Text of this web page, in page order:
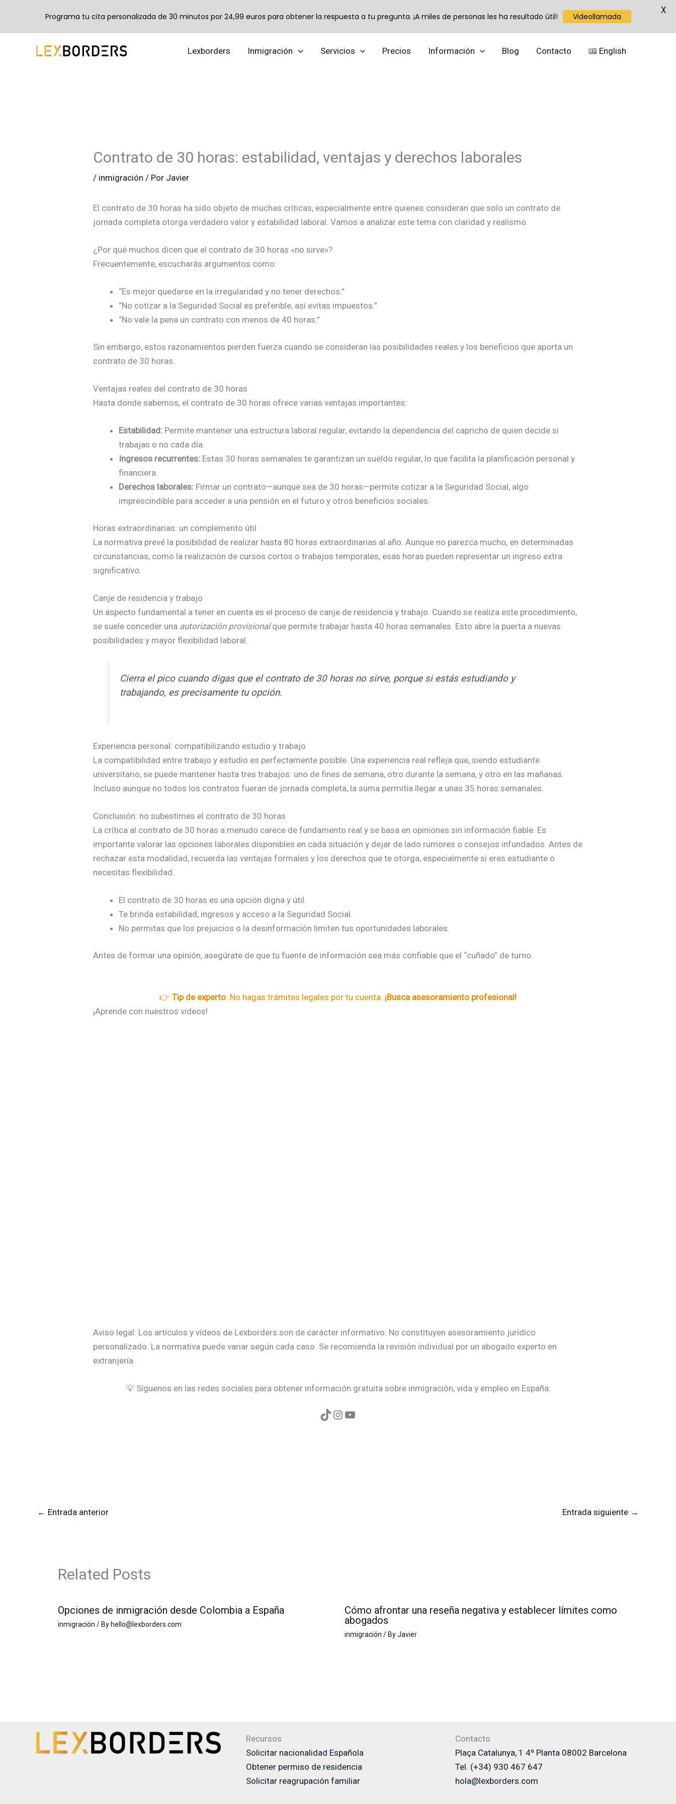
Lexborders Inmigración Servicios Precios Información Blog Contacto English
Contrato de 30 horas: estabilidad, ventajas y derechos laborales
/ inmigración / Por Javier
El contrato de 30 horas ha sido objeto de muchas críticas, especialmente entre quienes consideran que solo un contrato de
jornada completa otorga verdadero valor y estabilidad laboral. Vamos a analizar este tema con claridad y realismo.
¿Por qué muchos dicen que el contrato de 30 horas «no sirve»?
Frecuentemente, escucharás argumentos como:
“Es mejor quedarse en la irregularidad y no tener derechos.”
“No cotizar a la Seguridad Social es preferible, así evitas impuestos.”
“No vale la pena un contrato con menos de 40 horas.”
Sin embargo, estos razonamientos pierden fuerza cuando se consideran las posibilidades reales y los beneficios que aporta un
contrato de 30 horas.
Ventajas reales del contrato de 30 horas
Hasta donde sabemos, el contrato de 30 horas ofrece varias ventajas importantes:
Estabilidad: Permite mantener una estructura laboral regular, evitando la dependencia del capricho de quien decide si
trabajas o no cada día.
Ingresos recurrentes: Estas 30 horas semanales te garantizan un sueldo regular, lo que facilita la planificación personal y
financiera.
Derechos laborales: Firmar un contrato—aunque sea de 30 horas—permite cotizar a la Seguridad Social, algo
imprescindible para acceder a una pensión en el futuro y otros beneficios sociales.
Horas extraordinarias: un complemento útil
La normativa prevé la posibilidad de realizar hasta 80 horas extraordinarias al año. Aunque no parezca mucho, en determinadas
circunstancias, como la realización de cursos cortos o trabajos temporales, esas horas pueden representar un ingreso extra
significativo.
Canje de residencia y trabajo
Un aspecto fundamental a tener en cuenta es el proceso de canje de residencia y trabajo. Cuando se realiza este procedimiento,
se suele conceder una autorización provisionalque permite trabajar hasta 40 horas semanales. Esto abre la puerta a nuevas
posibilidades y mayor flexibilidad laboral.
Cierra el pico cuando digas que el contrato de 30 horas no sirve, porque si estás estudiando y
trabajando, es precisamente tu opción.
Experiencia personal: compatibilizando estudio y trabajo
La compatibilidad entre trabajo y estudio es perfectamente posible. Una experiencia real refleja que, siendo estudiante
universitario, se puede mantener hasta tres trabajos: uno de fines de semana, otro durante la semana, y otro en las mañanas.
Incluso aunque no todos los contratos fueran de jornada completa, la suma permitía llegar a unas 35 horas semanales.
Conclusión: no subestimes el contrato de 30 horas
La crítica al contrato de 30 horas a menudo carece de fundamento real y se basa en opiniones sin información fiable. Es
importante valorar las opciones laborales disponibles en cada situación y dejar de lado rumores o consejos infundados. Antes de
rechazar esta modalidad, recuerda las ventajas formales y los derechos que te otorga, especialmente si eres estudiante o
necesitas flexibilidad.
El contrato de 30 horas es una opción digna y útil.
Te brinda estabilidad, ingresos y acceso a la Seguridad Social.
No permitas que los prejuicios o la desinformación limiten tus oportunidades laborales.
Antes de formar una opinión, asegúrate de que tu fuente de información sea más confiable que el “cuñado” de turno.
👉 Tip de experto: No hagas trámites legales por tu cuenta. ¡Busca asesoramiento profesional!
¡Aprende con nuestros videos!
Aviso legal: Los artículos y vídeos de Lexborders son de carácter informativo. No constituyen asesoramiento jurídico
personalizado. La normativa puede variar según cada caso. Se recomienda la revisión individual por un abogado experto en
extranjería.
💡 Síguenos en las redes sociales para obtener información gratuita sobre inmigración, vida y empleo en España:
TikTok
Instagram
YouTube
← Entrada anterior Entrada siguiente →
Related Posts
Opciones de inmigración desde Colombia a España
inmigración / By hello@lexborders.com
Cómo afrontar una reseña negativa y establecer límites como
abogados
inmigración / ByJavier
Recursos
Solicitar nacionalidad Española
Obtener permiso de residencia
Solicitar reagrupación familiar
Contacto
Plaça Catalunya, 1 4º Planta 08002 Barcelona
Tel. (+34) 930 467 647
hola@lexborders.com
Programa tu cita personalizada de 30 minutos por 24,99 euros para obtener la respuesta a tu pregunta. ¡A miles de personas les ha resultado útil! Videollamada
X